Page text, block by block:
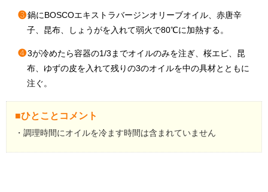
❸鍋にBOSCOエキストラバージンオリーブオイル、赤唐辛
子、昆布、しょうがを入れて弱火で80℃に加熱する。
❹3が冷めたら容器の1/3までオイルのみを注ぎ、桜エビ、昆
布、ゆずの皮を入れて残りの3のオイルを中の具材とともに
注ぐ。
■ひとことコメント
・調理時間にオイルを冷ます時間は含まれていません